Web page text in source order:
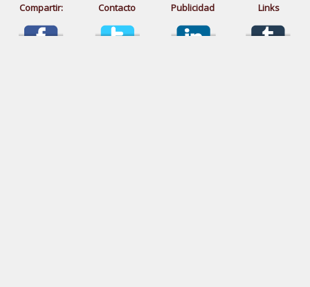
Compartir: Contacto Publicidad Links